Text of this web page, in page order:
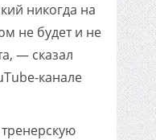
никогда на
не будет и не
— сказал
канале